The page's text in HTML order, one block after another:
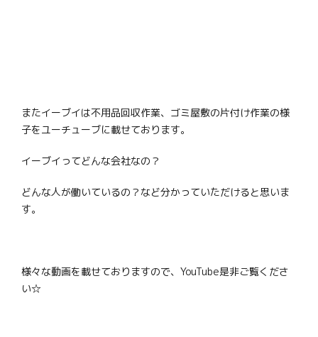
またイーブイは不用品回収作業、ゴミ屋敷の片付け作業の様
子をユーチューブに載せております。
イーブイってどんな会社なの？
どんな人が働いているの？など分かっていただけると思いま
す。
様々な動画を載せておりますので、YouTube是非ご覧くださ
い☆